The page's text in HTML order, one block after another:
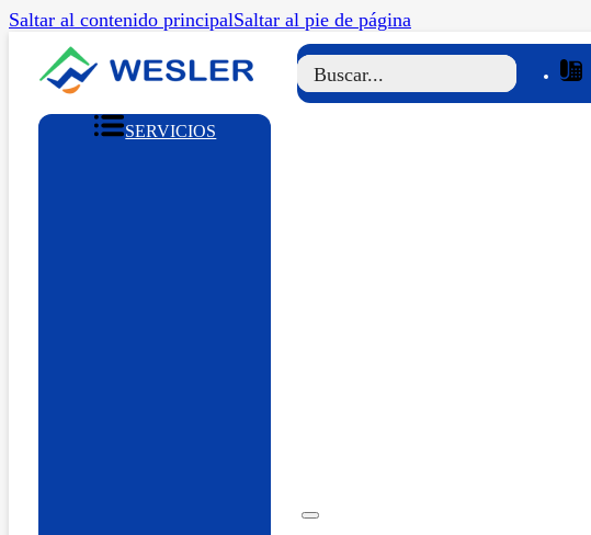
Saltar al contenido principalSaltar al pie de página
SERVICIOS